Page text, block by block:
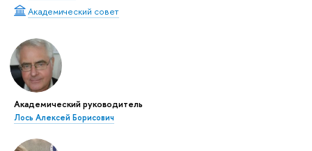
Академический совет
Академический руководитель
Лось Алексей Борисович